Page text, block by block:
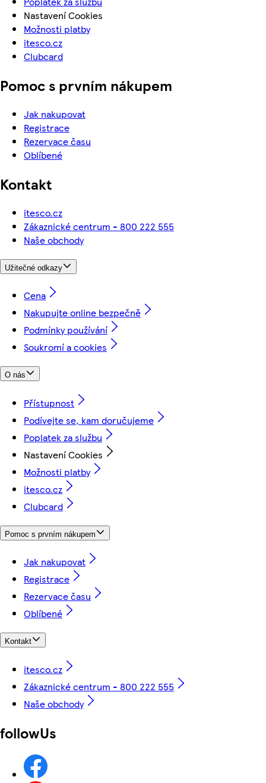
Nastavení Cookies
Možnosti platby
itesco.cz
Clubcard
Pomoc s prvním nákupem
Jak nakupovat
Registrace
Rezervace času
Oblíbené
Kontakt
itesco.cz
Zákaznické centrum - 800 222 555
Naše obchody
Užitečné odkazy
Cena
Nakupujte online bezpečně
Podmínky používání
Soukromí a cookies
O nás
Přístupnost
Podívejte se, kam doručujeme
Poplatek za službu
Nastavení Cookies
Možnosti platby
itesco.cz
Clubcard
Pomoc s prvním nákupem
Jak nakupovat
Registrace
Rezervace času
Oblíbené
Kontakt
itesco.cz
Zákaznické centrum - 800 222 555
Naše obchody
followUs